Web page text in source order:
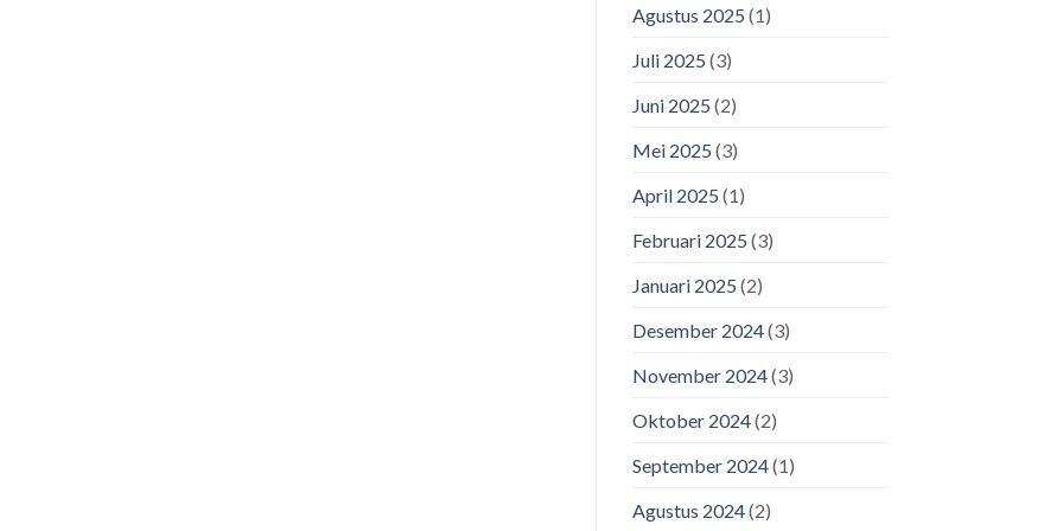
Agustus 2025 (1)
Juli 2025 (3)
Juni 2025 (2)
Mei 2025 (3)
April 2025 (1)
Februari 2025 (3)
Januari 2025 (2)
Desember 2024(3)
November 2024(3)
Oktober 2024(2)
September 2024(1)
Agustus 2024(2)